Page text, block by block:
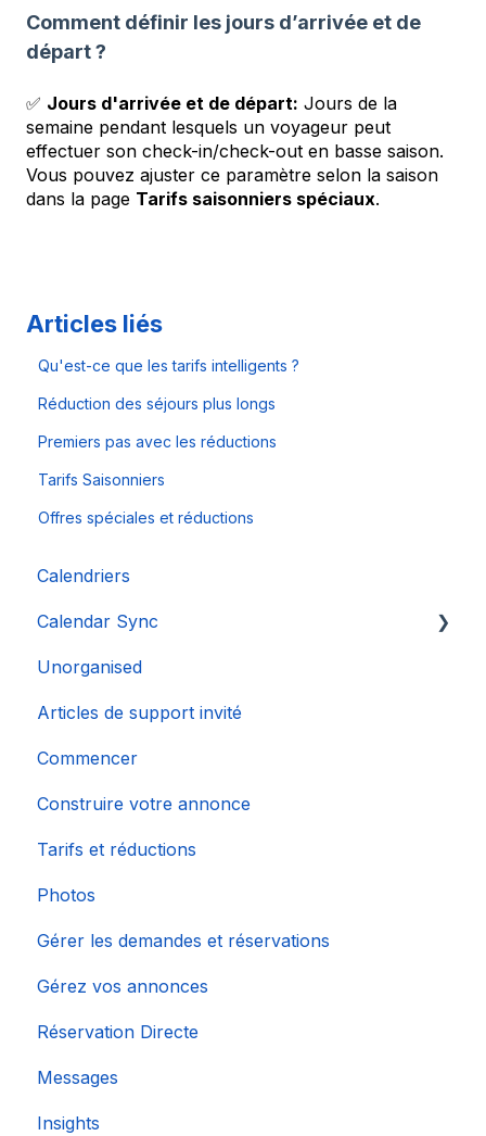
Comment définir les jours d’arrivée et de
départ ?
✅ Jours d'arrivée et de départ: Jours de la
semaine pendant lesquels un voyageur peut
effectuer son check-in/check-out en basse saison.
Vous pouvez ajuster ce paramètre selon la saison
dans la page Tarifs saisonniers spéciaux.
Articles liés
Qu'est-ce que les tarifs intelligents ?
Réduction des séjours plus longs
Premiers pas avec les réductions
Tarifs Saisonniers
Offres spéciales et réductions
Calendriers
Calendar Sync
Importation de calendriers populaires
Unorganised
Articles de support invité
Commencer
Construire votre annonce
Tarifs et réductions
Photos
Gérer les demandes et réservations
Gérez vos annonces
Réservation Directe
Messages
Insights